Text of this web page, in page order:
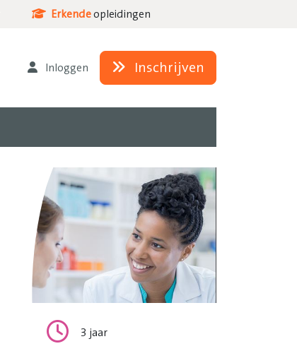
Inloggen Inschrijven
Erkendeopleidingen
3 jaar